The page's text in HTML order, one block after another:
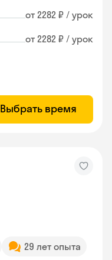
от 2282 ₽ / урок
от 2282 ₽ / урок
Выбрать время
29 лет опыта